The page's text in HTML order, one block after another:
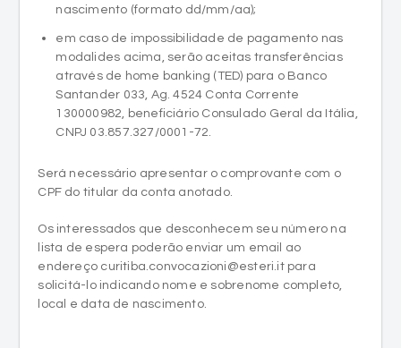
nascimento (formato dd/mm/aa);
em caso de impossibilidade de pagamento nas
modalides acima, serão aceitas transferências
através de home banking (TED) para o Banco
Santander 033, Ag. 4524 Conta Corrente
130000982, beneficiário Consulado Geral da Itália,
CNPJ 03.857.327/0001-72.
Será necessário apresentar o comprovante com o
CPF do titular da conta anotado.
Os interessados que desconhecem seu número na
lista de espera poderão enviar um email ao
endereço curitiba.convocazioni@esteri.it para
solicitá-lo indicando nome e sobrenome completo,
local e data de nascimento.